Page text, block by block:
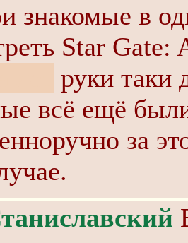
знакомые в
Star
руки
всё ещё
за